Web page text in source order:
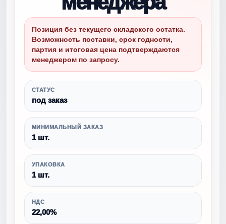
Позиция без текущего складского остатка.
Возможность поставки, срок годности,
партия и итоговая цена подтверждаются
менеджером по запросу.
СТАТУС
под заказ
МИНИМАЛЬНЫЙ ЗАКАЗ
1 шт.
УПАКОВКА
1 шт.
НДС
22,00%